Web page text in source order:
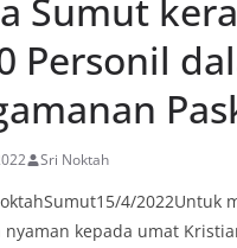
Sumut
Personil
Sri Noktah
4/2022Untuk
nyaman kepada umat